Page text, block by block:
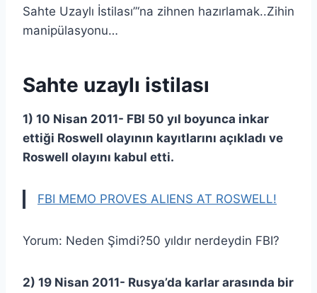
Sahte Uzaylı İstilası”‘na zihnen hazırlamak..Zihin
manipülasyonu…
Sahte uzaylı istilası
1) 10 Nisan 2011- FBI 50 yıl boyunca inkar
ettiği Roswell olayının kayıtlarını açıkladı ve
Roswell olayını kabul etti.
FBI MEMO PROVES ALIENS AT ROSWELL!
Yorum: Neden Şimdi?50 yıldır nerdeydin FBI?
2) 19 Nisan 2011- Rusya’da karlar arasında bir